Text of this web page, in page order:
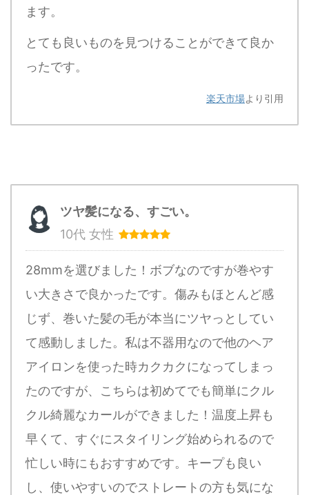
ます。
とても良いものを見つけることができて良か
ったです。
楽天市場より引用
ツヤ髪になる、すごい。
10代 女性
28mmを選びました！ボブなのですが巻やす
い大きさで良かったです。傷みもほとんど感
じず、巻いた髪の毛が本当にツヤっとしてい
て感動しました。私は不器用なので他のヘア
アイロンを使った時カクカクになってしまっ
たのですが、こちらは初めてでも簡単にクル
クル綺麗なカールができました！温度上昇も
早くて、すぐにスタイリング始められるので
忙しい時にもおすすめです。キープも良い
し、使いやすいのでストレートの方も気にな